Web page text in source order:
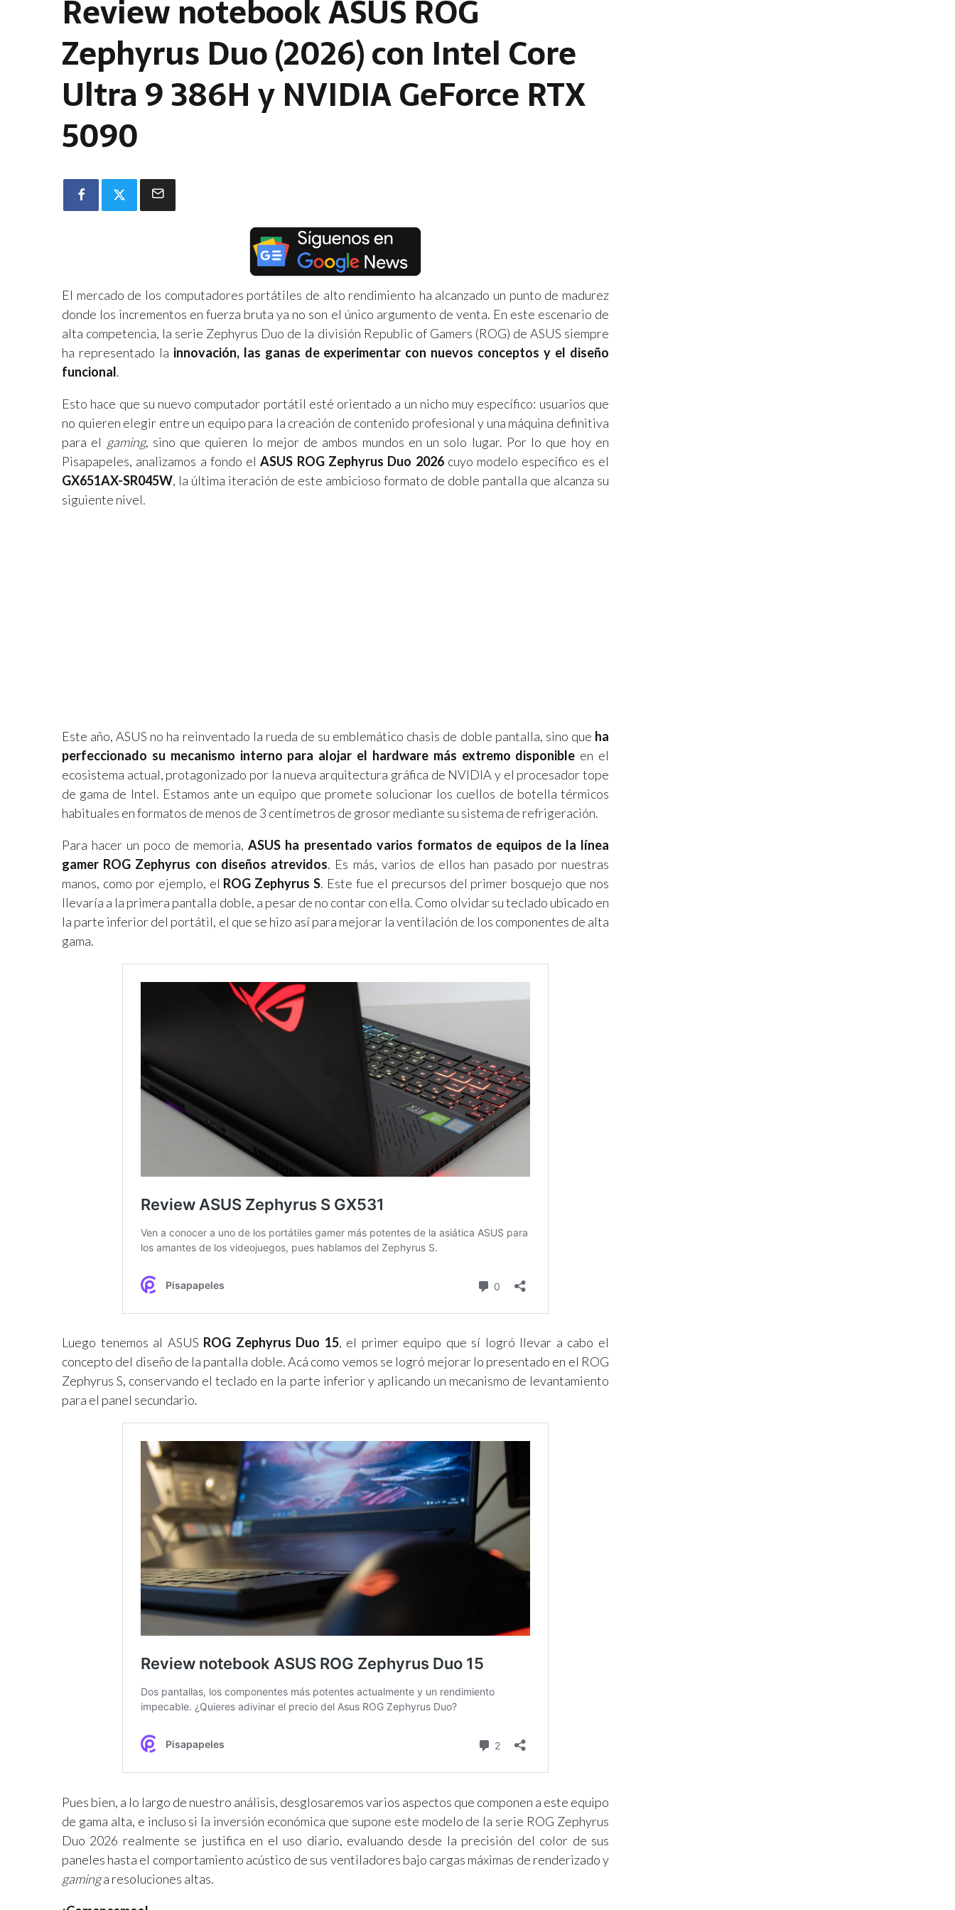
Review notebook ASUS ROG
Zephyrus Duo (2026) con Intel Core
Ultra 9 386H y NVIDIA GeForce RTX
5090
El mercado de los computadores portátiles de alto rendimiento ha alcanzado un punto de madurez
donde los incrementos en fuerza bruta ya no son el único argumento de venta. En este escenario de
alta competencia, la serie Zephyrus Duo de la división Republic of Gamers (ROG) de ASUS siempre
ha representado la innovación, las ganas de experimentar con nuevos conceptos y el diseño
funcional.
Esto hace que su nuevo computador portátil esté orientado a un nicho muy específico: usuarios que
no quieren elegir entre un equipo para la creación de contenido profesional y una máquina definitiva
para el gaming, sino que quieren lo mejor de ambos mundos en un solo lugar. Por lo que hoy en
Pisapapeles, analizamos a fondo elASUS ROG Zephyrus Duo 2026 cuyo modelo específico es el
GX651AX-SR045W, la última iteración de este ambicioso formato de doble pantalla que alcanza su
siguiente nivel.
Este año, ASUS no ha reinventado la rueda de su emblemático chasis de doble pantalla, sino que ha
perfeccionado su mecanismo interno para alojar el hardware más extremo disponible en el
ecosistema actual, protagonizado por la nueva arquitectura gráfica de NVIDIA y el procesador tope
de gama de Intel. Estamos ante un equipo que promete solucionar los cuellos de botella térmicos
habituales en formatos de menos de 3 centímetros de grosor mediante su sistema de refrigeración.
Para hacer un poco de memoria,ASUS ha presentado varios formatos de equipos de la línea
gamer ROG Zephyrus con diseños atrevidos. Es más, varios de ellos han pasado por nuestras
manos, como por ejemplo, el ROG Zephyrus S. Este fue el precursos del primer bosquejo que nos
llevaría a la primera pantalla doble, a pesar de no contar con ella. Como olvidar su teclado ubicado en
la parte inferior del portátil, el que se hizo así para mejorar la ventilación de los componentes de alta
gama.
Luego tenemos al ASUS ROG Zephyrus Duo 15, el primer equipo que sí logró llevar a cabo el
concepto del diseño de la pantalla doble. Acá como vemos se logró mejorar lo presentado en el ROG
Zephyrus S, conservando el teclado en la parte inferior y aplicando un mecanismo de levantamiento
para el panel secundario.
Pues bien, a lo largo de nuestro análisis, desglosaremos varios aspectos que componen a este equipo
de gama alta, e incluso si la inversión económica que supone este modelo de la serie ROG Zephyrus
Duo 2026 realmente se justifica en el uso diario, evaluando desde la precisión del color de sus
paneles hasta el comportamiento acústico de sus ventiladores bajo cargas máximas de renderizado y
gaminga resoluciones altas.